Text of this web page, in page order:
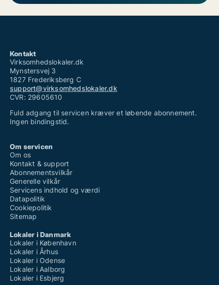
Kontakt
Virksomhedslokaler.dk
Mynstersvej 3
1827 Frederiksberg C
support@virksomhedslokaler.dk
CVR: 29605610
Fuld adgang til servicen kræver et løbende abonnement.
Ingen bindingstid.
Om servicen
Om os
Kontakt & support
Abonnementsvilkår
Generelle vilkår
Servicens indhold og værdi
Datapolitik
Cookiepolitik
Sitemap
Lokaler i Danmark
Lokaler i København
Lokaler i Århus
Lokaler i Odense
Lokaler i Aalborg
Lokaler i Esbjerg